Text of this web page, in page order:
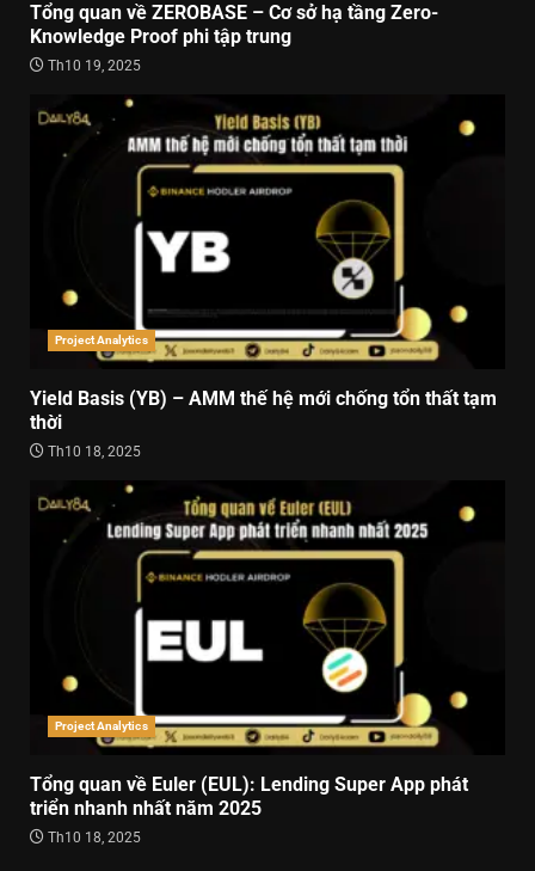
Tổng quan về ZEROBASE – Cơ sở hạ tầng Zero-
Knowledge Proof phi tập trung
Th10 19, 2025
Project Analytics
Yield Basis (YB) – AMM thế hệ mới chống tổn thất tạm
thời
Th10 18, 2025
Project Analytics
Tổng quan về Euler (EUL): Lending Super App phát
triển nhanh nhất năm 2025
Th10 18, 2025